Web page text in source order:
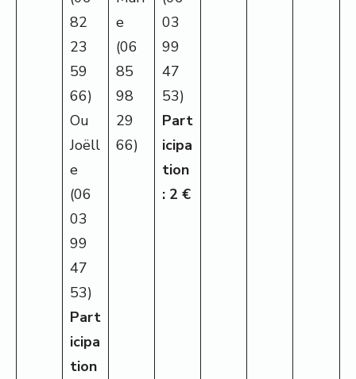
82
23
59
66)
Ou
Joëll
e
(06
03
99
47
53)
Part
icipa
tion
e
(06
85
98
29
66)
03
99
47
53)
Part
icipa
tion
: 2 €